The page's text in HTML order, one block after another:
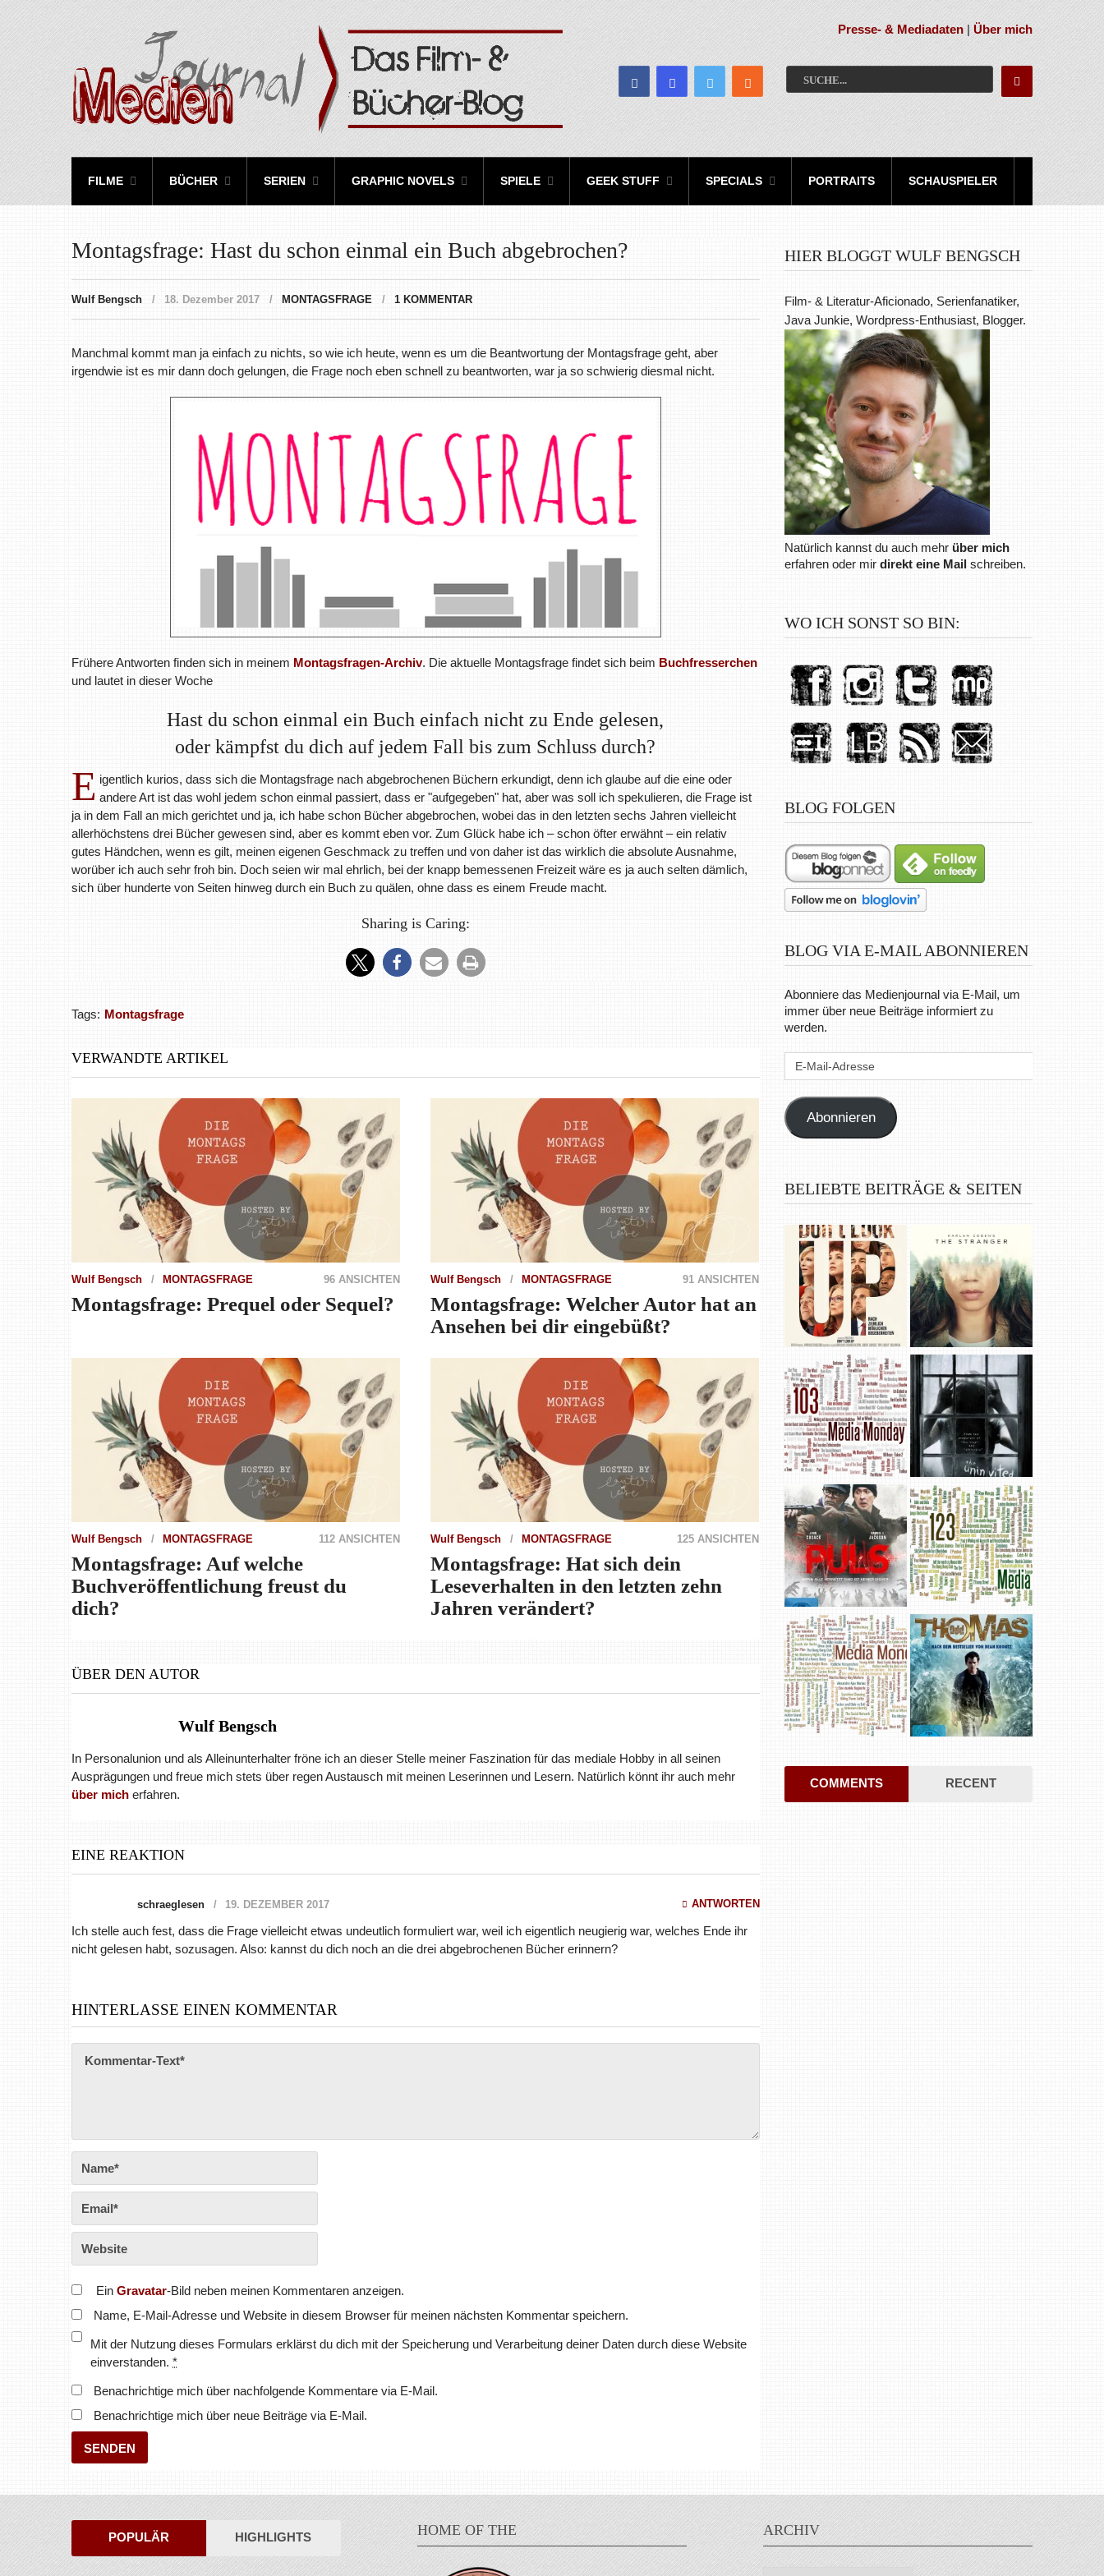
Presse- & Mediadaten |Über mich
FILME BÜCHER SERIEN GRAPHIC NOVELS SPIELE GEEK STUFF SPECIALS PORTRAITS SCHAUSPIELER
Montagsfrage: Hast du schon einmal ein Buch abgebrochen?
Wulf Bengsch 18. Dezember 2017 MONTAGSFRAGE 1 KOMMENTAR
Manchmal kommt man ja einfach zu nichts, so wie ich heute, wenn es um die Beantwortung der Montagsfrage geht, aber
irgendwie ist es mir dann doch gelungen, die Frage noch eben schnell zu beantworten, war ja so schwierig diesmal nicht.
Frühere Antworten finden sich in meinem Montagsfragen-Archiv. Die aktuelle Montagsfrage findet sich beim Buchfresserchen
und lautet in dieser Woche
Hast du schon einmal ein Buch einfach nicht zu Ende gelesen,
oder kämpfst du dich auf jedem Fall bis zum Schluss durch?
E igentlich kurios, dass sich die Montagsfrage nach abgebrochenen Büchern erkundigt, denn ich glaube auf die eine oder
andere Art ist das wohl jedem schon einmal passiert, dass er "aufgegeben" hat, aber was soll ich spekulieren, die Frage ist
ja in dem Fall an mich gerichtet und ja, ich habe schon Bücher abgebrochen, wobei das in den letzten sechs Jahren vielleicht
allerhöchstens drei Bücher gewesen sind, aber es kommt eben vor. Zum Glück habe ich – schon öfter erwähnt – ein relativ
gutes Händchen, wenn es gilt, meinen eigenen Geschmack zu treffen und von daher ist das wirklich die absolute Ausnahme,
worüber ich auch sehr froh bin. Doch seien wir mal ehrlich, bei der knapp bemessenen Freizeit wäre es ja auch selten dämlich,
sich über hunderte von Seiten hinweg durch ein Buch zu quälen, ohne dass es einem Freude macht.
Sharing is Caring:
Tags: Montagsfrage
VERWANDTE ARTIKEL
Wulf Bengsch MONTAGSFRAGE 96 ANSICHTEN
Montagsfrage: Prequel oder Sequel?
Wulf Bengsch MONTAGSFRAGE 91 ANSICHTEN
Montagsfrage: Welcher Autor hat an
Ansehen bei dir eingebüßt?
Wulf Bengsch MONTAGSFRAGE 112 ANSICHTEN
Montagsfrage: Auf welche
Buchveröffentlichung freust du
dich?
Wulf Bengsch MONTAGSFRAGE 125 ANSICHTEN
Montagsfrage: Hat sich dein
Leseverhalten in den letzten zehn
Jahren verändert?
ÜBER DEN AUTOR
Wulf Bengsch
In Personalunion und als Alleinunterhalter fröne ich an dieser Stelle meiner Faszination für das mediale Hobby in all seinen
Ausprägungen und freue mich stets über regen Austausch mit meinen Leserinnen und Lesern. Natürlich könnt ihr auch mehr
über mich erfahren.
EINE REAKTION
schraeglesen 19. DEZEMBER 2017 ANTWORTEN
Ich stelle auch fest, dass die Frage vielleicht etwas undeutlich formuliert war, weil ich eigentlich neugierig war, welches Ende ihr
nicht gelesen habt, sozusagen. Also: kannst du dich noch an die drei abgebrochenen Bücher erinnern?
HINTERLASSE EINEN KOMMENTAR
EinGravatar-Bild neben meinen Kommentaren anzeigen.
Name, E-Mail-Adresse und Website in diesem Browser für meinen nächsten Kommentar speichern.
Mit der Nutzung dieses Formulars erklärst du dich mit der Speicherung und Verarbeitung deiner Daten durch diese Website
einverstanden. *
Benachrichtige mich über nachfolgende Kommentare via E-Mail.
Benachrichtige mich über neue Beiträge via E-Mail.
HIER BLOGGT WULF BENGSCH
Film- & Literatur-Aficionado, Serienfanatiker,
Java Junkie, Wordpress-Enthusiast, Blogger.
Natürlich kannst du auch mehr über mich
erfahren oder mirdirekt eine Mail schreiben.
WO ICH SONST SO BIN:
BLOG FOLGEN
BLOG VIA E-MAIL ABONNIEREN
Abonniere das Medienjournal via E-Mail, um
immer über neue Beiträge informiert zu
werden.
E-
Abonnieren
BELIEBTE BEITRÄGE & SEITEN
COMMENTS RECENT
POPULÄR HIGHLIGHTS HOME OF THE ARCHIV